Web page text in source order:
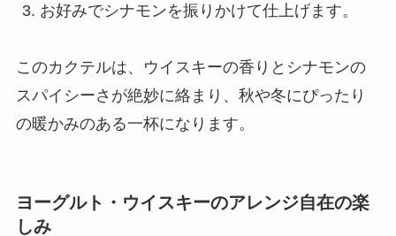
お好みでシナモンを振りかけて仕上げます。
このカクテルは、ウイスキーの香りとシナモンの
スパイシーさが絶妙に絡まり、秋や冬にぴったり
の暖かみのある一杯になります。
ヨーグルト・ウイスキーのアレンジ自在の楽
しみ